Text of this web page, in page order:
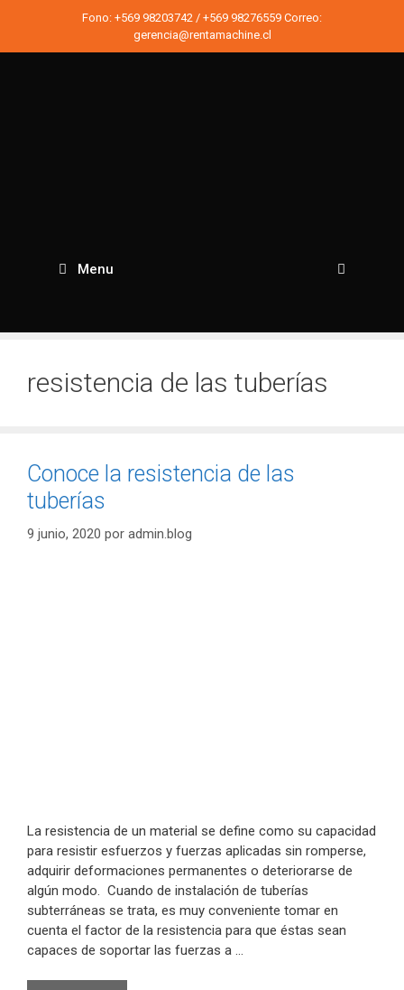
contenido
Fono: +569 98203742 / +569 98276559 Correo:
gerencia@rentamachine.cl
Menu
resistencia de las tuberías
Conoce la resistencia de las
tuberías
9 junio, 2020 por admin.blog
La resistencia de un material se define como su capacidad
para resistir esfuerzos y fuerzas aplicadas sin romperse,
adquirir deformaciones permanentes o deteriorarse de
algún modo. Cuando de instalación de tuberías
subterráneas se trata, es muy conveniente tomar en
cuenta el factor de la resistencia para que éstas sean
capaces de soportar las fuerzas a …